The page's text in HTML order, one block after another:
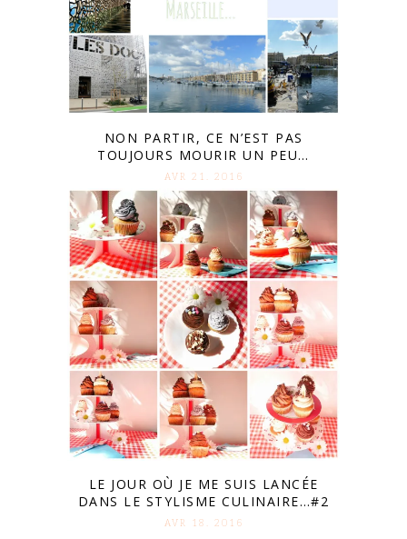
NON PARTIR, CE N’EST PAS
TOUJOURS MOURIR UN PEU…
AVR 21. 2016
LE JOUR OÙ JE ME SUIS LANCÉE
DANS LE STYLISME CULINAIRE…#2
AVR 18. 2016